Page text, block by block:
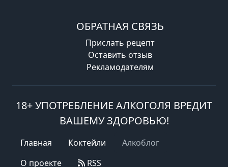
ОБРАТНАЯ СВЯЗЬ
Прислать рецепт
Оставить отзыв
Рекламодателям
18+ УПОТРЕБЛЕНИЕ АЛКОГОЛЯ ВРЕДИТ
ВАШЕМУ ЗДОРОВЬЮ!
Главная Коктейли
Алкоблог
О проекте
RSS